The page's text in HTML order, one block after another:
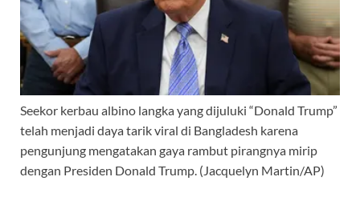
Seekor kerbau albino langka yang dijuluki “Donald Trump”
telah menjadi daya tarik viral di Bangladesh karena
pengunjung mengatakan gaya rambut pirangnya mirip
dengan Presiden Donald Trump. (Jacquelyn Martin/AP)